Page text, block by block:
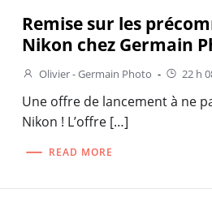
Remise sur les
Nikon chez Germain
Olivier - Germain Photo - 22 h
Une offre de lancement à ne
Nikon ! L’offre […]
READ MORE